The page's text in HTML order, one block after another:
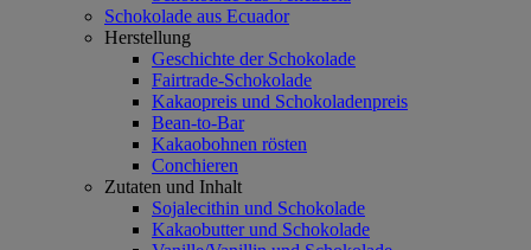
Schokolade aus Ecuador
Herstellung
Geschichte der Schokolade
Fairtrade-Schokolade
Kakaopreis und Schokoladenpreis
Bean-to-Bar
Kakaobohnen rösten
Conchieren
Zutaten und Inhalt
Sojalecithin und Schokolade
Kakaobutter und Schokolade